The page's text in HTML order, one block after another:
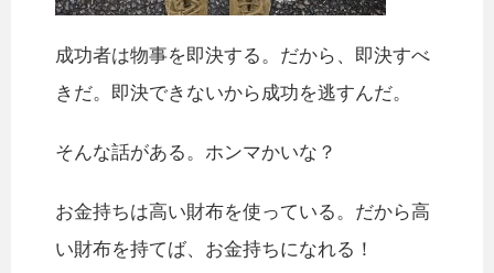
成功者は物事を即決する。だから、即決すべ
きだ。即決できないから成功を逃すんだ。
そんな話がある。ホンマかいな？
お金持ちは高い財布を使っている。だから高
い財布を持てば、お金持ちになれる！